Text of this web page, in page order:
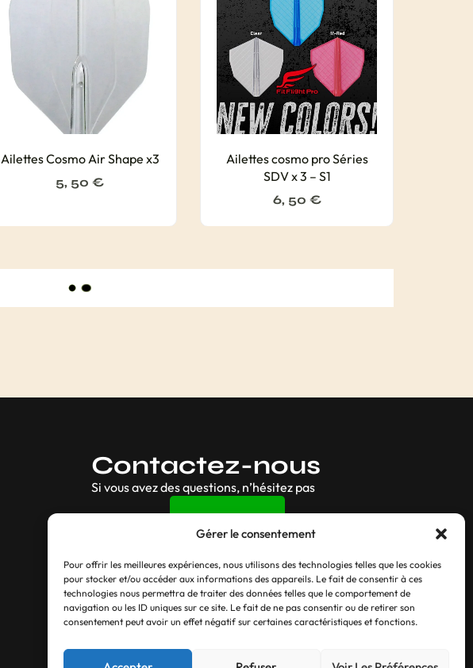
Gérer le consentement
Pour offrir les meilleures expériences, nous utilisons des technologies telles que les cookies
pour stocker et/ou accéder aux informations des appareils. Le fait de consentir à ces
technologies nous permettra de traiter des données telles que le comportement de
navigation ou les ID uniques sur ce site. Le fait de ne pas consentir ou de retirer son
consentement peut avoir un effet négatif sur certaines caractéristiques et fonctions.
Ailettes Cosmo Air Shape x3
5, 50€
Ailettes cosmo pro Séries
SDV x 3 – S1
6, 50 €
Edison Phung
€
Fujin Rajin
6, 50€